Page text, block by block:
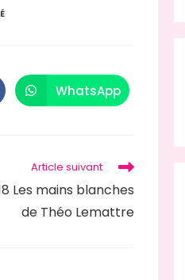
Ouvrir
dans
WhatsApp
Article suivant
Les mains blanches
de Théo Lemattre